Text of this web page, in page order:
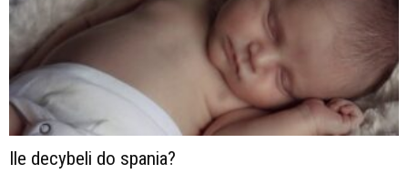
Ile decybeli do spania?